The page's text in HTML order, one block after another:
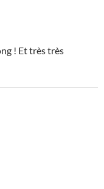
! Et très très